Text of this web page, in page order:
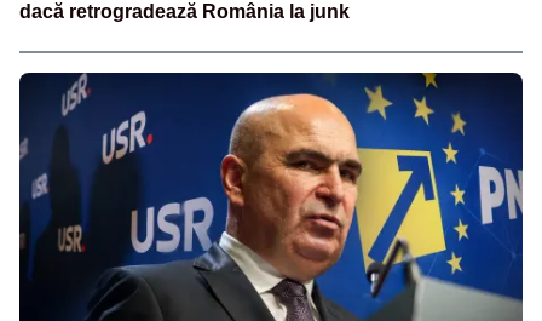
dacă retrogradează România la junk